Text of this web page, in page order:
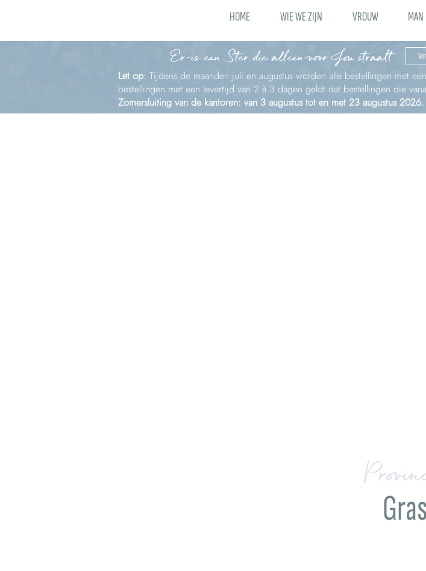
HOME WIE WE ZIJN VROUW MAN
Er is een Ster die alleen voor Jou straalt
Let op: Tijdens de maanden juli en augustus worden alle bestellingen met
bestellingen met een levertijd van 2 à 3 dagen geldt dat bestellingen die
Zomersluiting van de kantoren: van 3 augustus tot en met 23 augustus 2026.
Gras